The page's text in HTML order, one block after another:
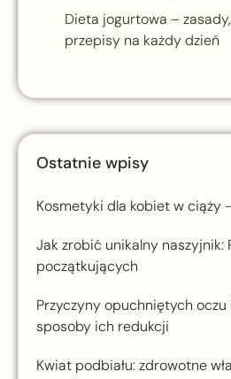
Dieta jogurtowa –
przepisy na każdy dzień
Ostatnie wpisy
Kosmetyki dla kobiet w ciąży
Jak zrobić unikalny naszyjnik:
początkujących
Przyczyny opuchniętych
sposoby ich redukcji
Kwiat podbiału: zdrowotne